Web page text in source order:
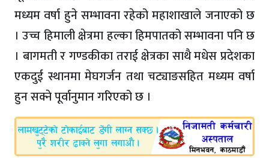
मध्यम वर्षा हुने सम्भावना रहेको महाशाखाले जनाएको छ
। उच्च हिमाली क्षेत्रमा हल्का हिमपातको सम्भावना पनि छ
। बागमती र गण्डकीका तराई क्षेत्रका साथै मधेस प्रदेशका
एकदुई स्थानमा मेघगर्जन तथा चट्याङसहित मध्यम वर्षा
हुन सक्ने पूर्वानुमान गरिएको छ ।